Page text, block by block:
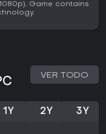
puede resultar
multijugador
Game contains
VER TODO
1Y 2Y 3Y